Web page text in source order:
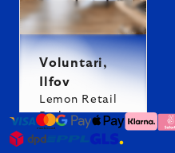
Voluntari,
Ilfov
Lemon Retail
Park